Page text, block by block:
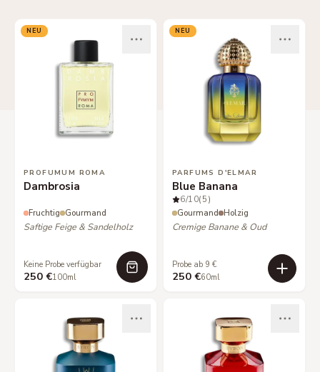
NEU
PROFUMUM ROMA
Dambrosia
Fruchtig Gourmand
Saftige Feige & Sandelholz
Keine Probe verfügbar
250 €100ml
NEU
PARFUMS D'ELMAR
Blue Banana
6/10(5)
Gourmand Holzig
Cremige Banane & Oud
Probe ab 9 €
250 €60ml